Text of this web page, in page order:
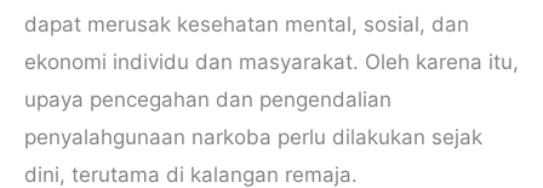
dapat merusak kesehatan mental, sosial, dan
ekonomi individu dan masyarakat. Oleh karena itu,
upaya pencegahan dan pengendalian
penyalahgunaan narkoba perlu dilakukan sejak
dini, terutama di kalangan remaja.